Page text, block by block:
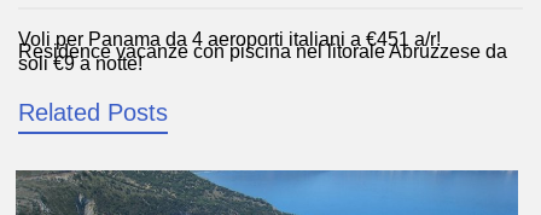
Navigazione
articoli
Voli per Panama da 4 aeroporti italiani a €451 a/r!
Residence vacanze con piscina nel litorale Abruzzese da
soli €9 a notte!
Related Posts